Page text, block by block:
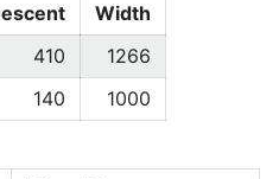
Width
410
1266
140 1000